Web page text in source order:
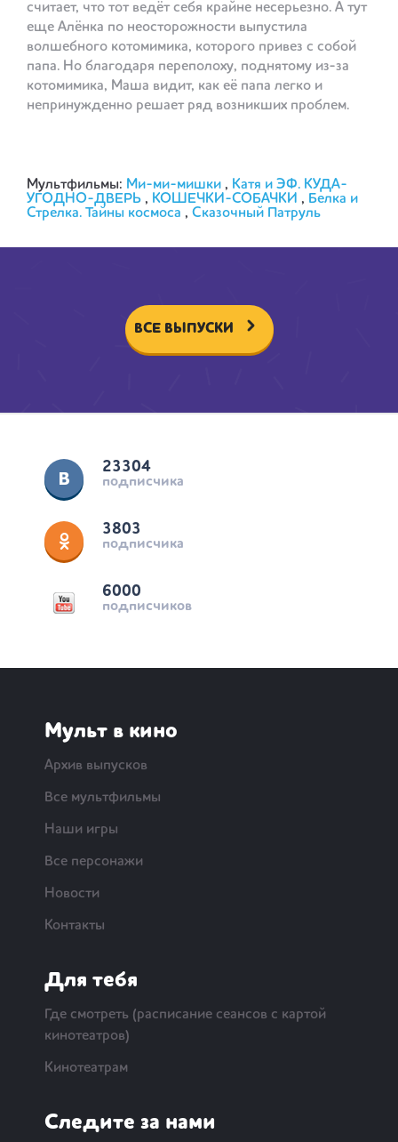
считает, что тот ведёт себя крайне несерьезно. А тут
еще Алёнка по неосторожности выпустила
волшебного котомимика, которого привез с собой
папа. Но благодаря переполоху, поднятому из-за
котомимика, Маша видит, как её папа легко и
непринужденно решает ряд возникших проблем.
Мультфильмы: Ми-ми-мишки , Катя и ЭФ. КУДА-
УГОДНО-ДВЕРЬ , КОШЕЧКИ-СОБАЧКИ , Белка и
Стрелка. Тайны космоса , Сказочный Патруль
ВСЕ ВЫПУСКИ
23304
подписчика
3803
подписчика
6000
подписчиков
Мульт в кино
Архив выпусков
Все мультфильмы
Наши игры
Все персонажи
Новости
Контакты
Для тебя
Где смотреть (расписание сеансов с картой
кинотеатров)
Кинотеатрам
Следите за нами